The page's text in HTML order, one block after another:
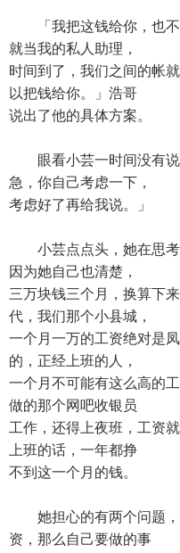
「我把这钱给你，也不
就当我的私人助理，
时间到了，我们之间的帐
以把钱给你。」浩哥
说出了他的具体方案。
眼看小芸一时间没有说
急，你自己考虑一下，
考虑好了再给我说。」
小芸点点头，她在思考
因为她自己也清楚，
三万块钱三个月，换算下
代，我们那个小县城，
一个月一万的工资绝对是
的，正经上班的人，
一个月不可能有这么高的
做的那个网吧收银员
工作，还得上夜班，工资
上班的话，一年都挣
不到这一个月的钱。
她担心的有两个问题，
资，那么自己要做的事